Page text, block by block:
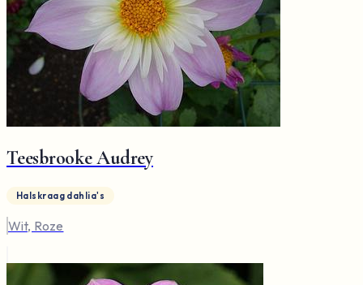
Teesbrooke Audrey
Halskraag dahlia's
Wit, Roze